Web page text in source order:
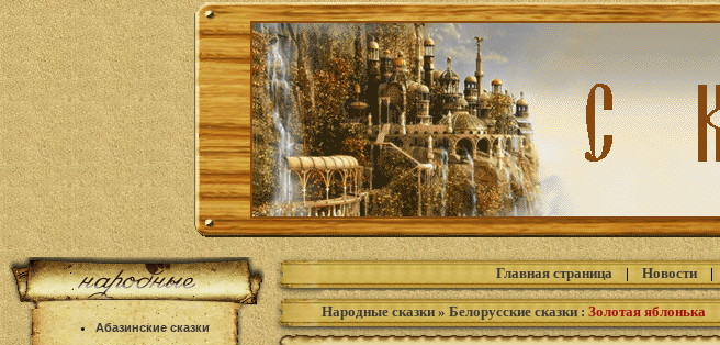
Абазинские сказки
Главная страница| Новости|
Народные сказки » Белорусские сказки : Золотая яблонька